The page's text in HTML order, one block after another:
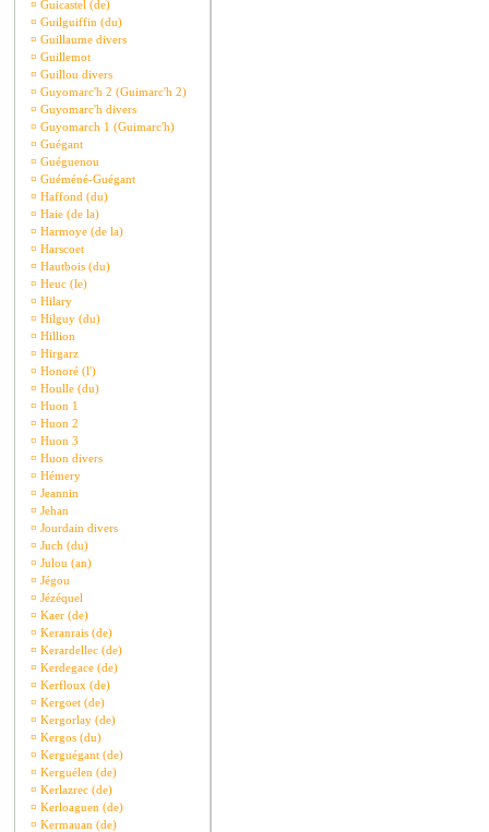
¤ Guicastel (de)
¤ Guilguiffin (du)
¤ Guillaume divers
¤ Guillemot
¤ Guillou divers
¤ Guyomarc'h 2 (Guimarc'h 2)
¤ Guyomarc'h divers
¤ Guyomarch 1 (Guimarc'h)
¤ Guégant
¤ Guéguenou
¤ Guéméné-Guégant
¤ Haffond (du)
¤ Haie (de la)
¤ Harmoye (de la)
¤ Harscoet
¤ Hautbois (du)
¤ Heuc (le)
¤ Hilary
¤ Hilguy (du)
¤ Hillion
¤ Hirgarz
¤ Honoré (l')
¤ Houlle (du)
¤ Huon 1
¤ Huon 2
¤ Huon 3
¤ Huon divers
¤ Hémery
¤ Jeannin
¤ Jehan
¤ Jourdain divers
¤ Juch (du)
¤ Julou (an)
¤ Jégou
¤ Jézéquel
¤ Kaer (de)
¤ Keranrais (de)
¤ Kerardellec (de)
¤ Kerdegace (de)
¤ Kerfloux (de)
¤ Kergoet (de)
¤ Kergorlay (de)
¤ Kergos (du)
¤ Kerguégant (de)
¤ Kerguélen (de)
¤ Kerlazrec (de)
¤ Kerloaguen (de)
¤ Kermauan (de)